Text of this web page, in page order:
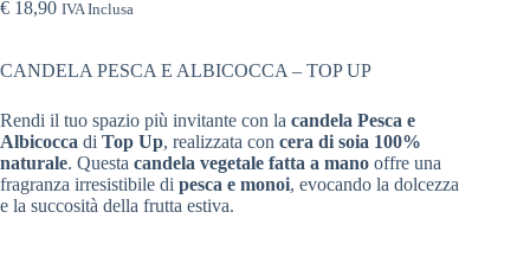
€ 18,90 IVA Inclusa
CANDELA PESCA E ALBICOCCA – TOP UP
Rendi il tuo spazio più invitante con la candela Pesca e
Albicocca di Top Up, realizzata con cera di soia 100%
naturale. Questa candela vegetale fatta a mano offre una
fragranza irresistibile di pesca e monoi, evocando la dolcezza
e la succosità della frutta estiva.